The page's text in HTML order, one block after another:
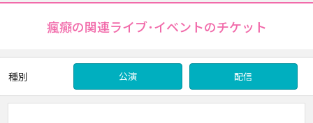
瘋癲の関連ライブ･イベントのチケット
種別 公演 配信